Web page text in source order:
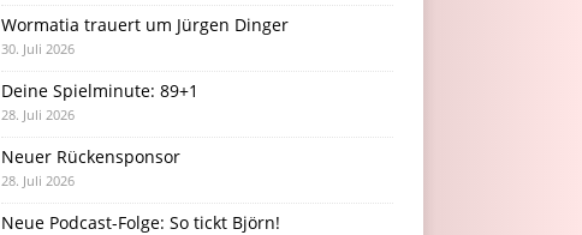
Wormatia trauert um Jürgen Dinger
30. Juli 2026
Deine Spielminute: 89+1
28. Juli 2026
Neuer Rückensponsor
28. Juli 2026
Neue Podcast-Folge: So tickt Björn!